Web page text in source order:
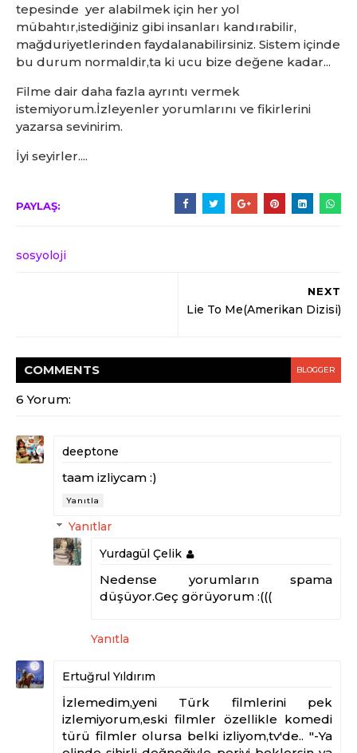
tepesinde yer alabilmek için her yol
mübahtır,istediğiniz gibi insanları kandırabilir,
mağduriyetlerinden faydalanabilirsiniz. Sistem içinde
bu durum normaldir,ta ki ucu bize değene kadar...
Filme dair daha fazla ayrıntı vermek
istemiyorum.İzleyenler yorumlarını ve fikirlerini
yazarsa sevinirim.
İyi seyirler....
PAYLAŞ:
sosyoloji
NEXT
Lie To Me(Amerikan Dizisi)
COMMENTS BLOGGER
6 Yorum:
deeptone
taam izliycam :)
Yanıtla
Yanıtlar
Yurdagül Çelik
Nedense yorumların spama
düşüyor.Geç görüyorum :(((
Yanıtla
Ertuğrul Yıldırım
İzlemedim,yeni Türk filmlerini pek
izlemiyorum,eski filmler özellikle komedi
türü filmler olursa belki izliyom,tv'de.. "-Ya